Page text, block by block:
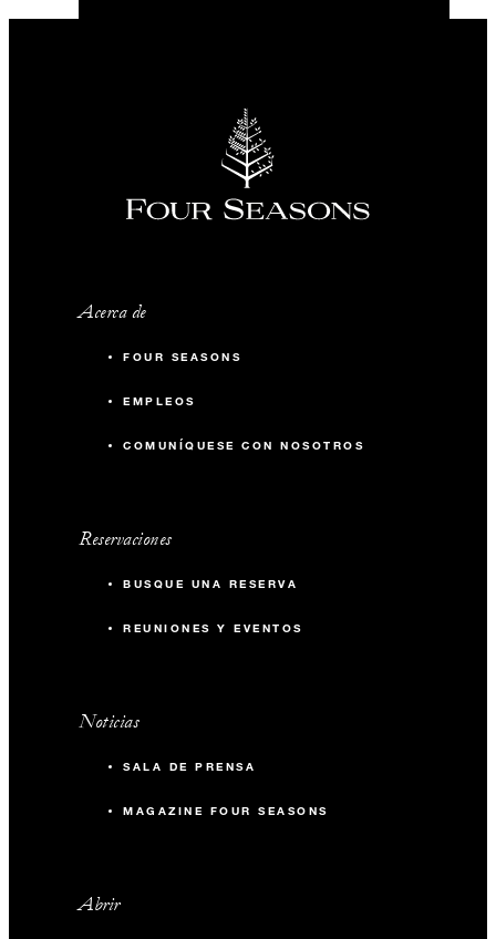
Acerca de
FOUR SEASONS
EMPLEOS
COMUNÍQUESE CON NOSOTROS
Reservaciones
BUSQUE UNA RESERVA
REUNIONES Y EVENTOS
Noticias
SALA DE PRENSA
MAGAZINE FOUR SEASONS
Abrir